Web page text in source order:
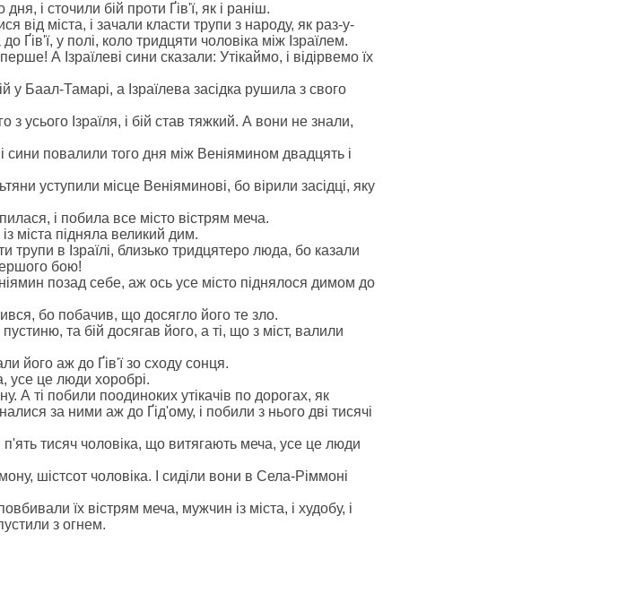
і сточили бій проти Ґів'ї, як і раніш.
від міста, і зачали класти трупи з народу, як раз-у-
у полі, коло тридцяти чоловіка між Ізраїлем.
А Ізраїлеві сини сказали: Утікаймо, і відірвемо їх
у Баал-Тамарі, а Ізраїлева засідка рушила з свого
з усього Ізраїля, і бій став тяжкий. А вони не знали,
сини повалили того дня між Веніямином двадцять і
уступили місце Веніяминові, бо вірили засідці, яку
і побила все місто вістрям меча.
міста підняла великий дим.
трупи в Ізраїлі, близько тридцятеро люда, бо казали
бою!
позад себе, аж ось усе місто піднялося димом до
бо побачив, що досягло його те зло.
та бій досягав його, а ті, що з міст, валили
його аж до Ґів'ї зо сходу сонця.
усе це люди хоробрі.
А ті побили поодиноких утікачів по дорогах, як
за ними аж до Ґід'ому, і побили з нього дві тисячі
п'ять тисяч чоловіка, що витягають меча, усе це люди
шістсот чоловіка. І сиділи вони в Села-Ріммоні
їх вістрям меча, мужчин із міста, і худобу, і
з огнем.